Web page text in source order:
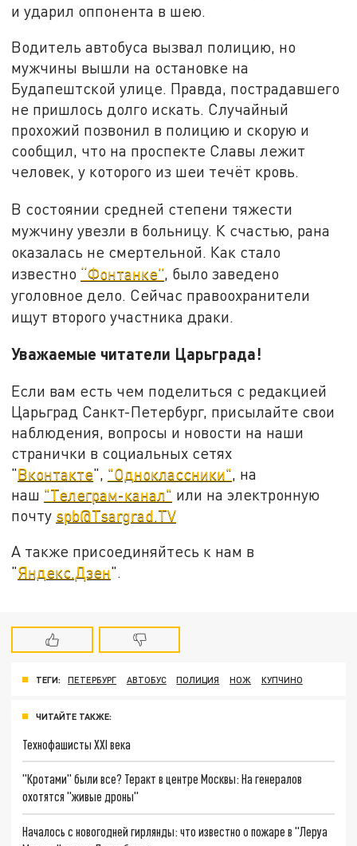
и ударил оппонента в шею.
Водитель автобуса вызвал полицию, но
мужчины вышли на остановке на
Будапештской улице. Правда, пострадавшего
не пришлось долго искать. Случайный
прохожий позвонил в полицию и скорую и
сообщил, что на проспекте Славы лежит
человек, у которого из шеи течёт кровь.
В состоянии средней степени тяжести
мужчину увезли в больницу. К счастью, рана
оказалась не смертельной. Как стало
известно “Фонтанке”, было заведено
уголовное дело. Сейчас правоохранители
ищут второго участника драки.
Уважаемые читатели Царьграда!
Если вам есть чем поделиться с редакцией
Царьград Санкт-Петербург, присылайте свои
наблюдения, вопросы и новости на наши
странички в социальных сетях
"Вконтакте", "Одноклассники" , на
наш "Телеграм-канал" или на электронную
почту spb@Tsargrad.TV
А также присоединяйтесь к нам в
"Яндекс.Дзен".
ТЕГИ: ПЕТЕРБУРГ АВТОБУС ПОЛИЦИЯ НОЖ КУПЧИНО
ЧИТАЙТЕ ТАКЖЕ:
Технофашисты XXI века
"Кротами" были все? Теракт в центре Москвы: На генералов
охотятся "живые дроны"
Началось с новогодней гирлянды: что известно о пожаре в "Леруа